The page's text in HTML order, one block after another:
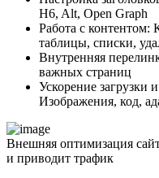
H6, Alt, Open Graph
Работа с контентом:
таблицы, списки,
Внутренняя
важных страниц
Ускорение загрузки
Изображения, код,
Внешняя оптимизация
и приводит трафик